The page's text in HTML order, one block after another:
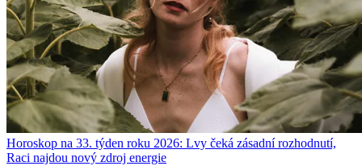
Horoskop na 33. týden roku 2026: Lvy čeká zásadní rozhodnutí,
Raci najdou nový zdroj energie